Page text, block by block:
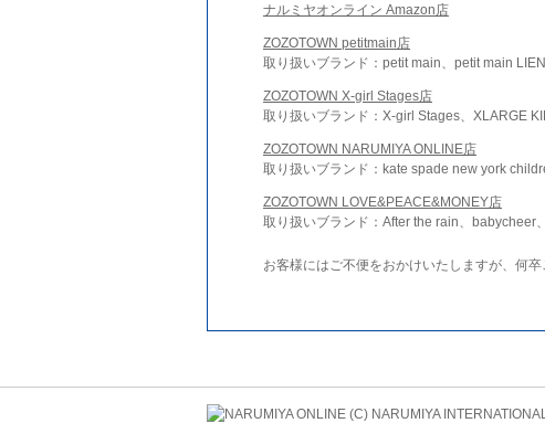
ナルミヤオンライン Amazon店
ZOZOTOWN petitmain店
取り扱いブランド：petit main、petit main
ZOZOTOWN X-girl Stages店
取り扱いブランド：X-girl Stages、XLARGE
ZOZOTOWN NARUMIYA ONLINE店
取り扱いブランド：kate spade new york
ZOZOTOWN LOVE&PEACE&MONEY店
取り扱いブランド：After the rain、babycheer
お客様にはご不便をおかけいたしますが、何